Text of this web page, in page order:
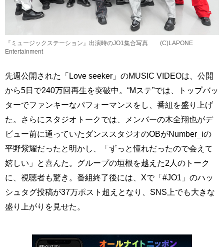
『ミュージックステーション』出演時のJO1集合写真 (C)LAPONE
Entertainment
先週公開された「Love seeker」のMUSIC VIDEOは、公開
から5日で240万回再生を突破中。“Mステ”では、トップバッ
ターでファンキーなパフォーマンスをし、番組を盛り上げ
た。さらにスタジオトークでは、メンバーの木全翔也がデ
ビュー前に通っていたダンススタジオのOBがNumber_iの
平野紫耀だったと明かし、「ずっと憧れだったので会えて
嬉しい」と喜んた。グループの垣根を越えた2人のトーク
に、視聴者も驚き。番組終了後には、Xで「#JO1」のハッ
シュタグ投稿が37万ポスト超えとなり、SNS上でも大きな
盛り上がりを見せた。